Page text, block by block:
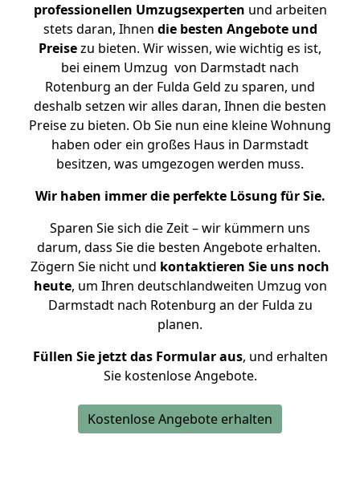
professionellen Umzugsexperten und arbeiten
stets daran, Ihnen die besten Angebote und
Preisezu bieten. Wir wissen, wie wichtig es ist,
bei einem Umzug von Darmstadt nach
Rotenburg an der Fulda Geld zu sparen, und
deshalb setzen wir alles daran, Ihnen die besten
Preise zu bieten. Ob Sie nun eine kleine Wohnung
haben oder ein großes Haus in Darmstadt
besitzen, was umgezogen werden muss.
Wir haben immer die perfekte Lösung für Sie.
Sparen Sie sich die Zeit – wir kümmern uns
darum, dass Sie die besten Angebote erhalten.
Zögern Sie nicht und kontaktieren Sie uns noch
heute, um Ihren deutschlandweiten Umzug von
Darmstadt nach Rotenburg an der Fulda zu
planen.
Füllen Sie jetzt das Formular aus, und erhalten
Sie kostenlose Angebote.
Kostenlose Angebote erhalten